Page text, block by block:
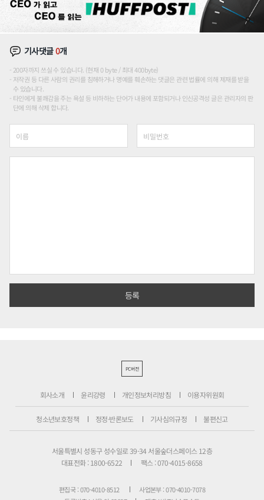
기사댓글0개
200자까지 쓰실 수 있습니다. (현재 0 byte / 최대 400byte)
저작권 등 다른 사람의 권리를 침해하거나 명예를 훼손하는 댓글은 관련 법률에 의해 제재를 받을
수 있습니다.
타인에게 불쾌감을 주는 욕설 등 비하하는 단어가 내용에 포함되거나 인신공격성 글은 관리자의 판
단에 의해 삭제 합니다.
PC버전
회사소개 윤리강령 개인정보처리방침 이용자위원회
청소년보호정책 정정·반론보도 기사심의규정 불편신고
서울특별시 성동구 성수일로 39-34 서울숲더스페이스 12층
대표전화 : 1800-6522
팩스 : 070-4015-8658
편집국 : 070-4010-8512
사업본부 : 070-4010-7078